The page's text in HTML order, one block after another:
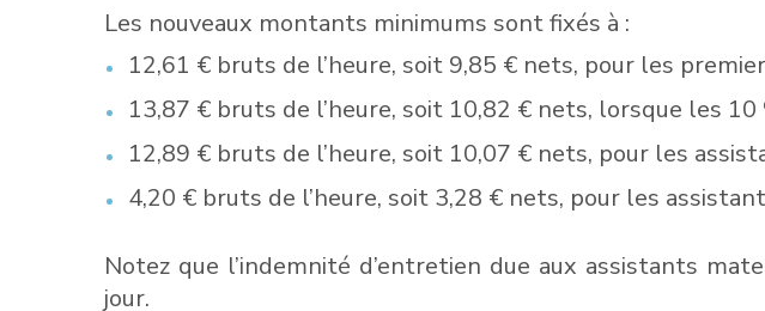
Les nouveaux montants minimums sont fixés à :
12,61 € bruts de l’heure, soit 9,85 € nets, pour les
13,87 € bruts de l’heure, soit 10,82 € nets, lorsque les
12,89 € bruts de l’heure, soit 10,07 € nets, pour les
4,20 € bruts de l’heure, soit 3,28 € nets, pour les
Notez que l’indemnité d’entretien due aux assistants
jour.